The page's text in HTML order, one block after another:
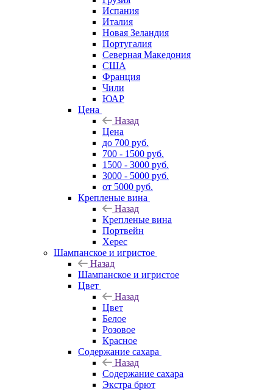
Испания
Италия
Новая Зеландия
Португалия
Северная Македония
США
Франция
Чили
ЮАР
Цена
Назад
Цена
до 700 руб.
700 - 1500 руб.
1500 - 3000 руб.
3000 - 5000 руб.
от 5000 руб.
Крепленые вина
Назад
Крепленые вина
Портвейн
Херес
Шампанское и игристое
Назад
Шампанское и игристое
Цвет
Назад
Цвет
Белое
Розовое
Красное
Содержание сахара
Назад
Содержание сахара
Экстра брют